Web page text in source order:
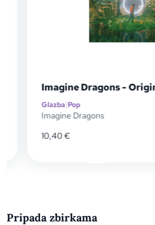
Imagine Dragons -
Glazba|Pop
Imagine Dragons
10,40€
Pripada zbirkama